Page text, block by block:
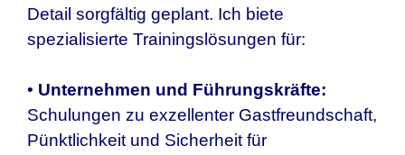
Detail sorgfältig geplant. Ich biete
spezialisierte Trainingslösungen für:
• Unternehmen und Führungskräfte:
Schulungen zu exzellenter Gastfreundschaft,
Pünktlichkeit und Sicherheit für